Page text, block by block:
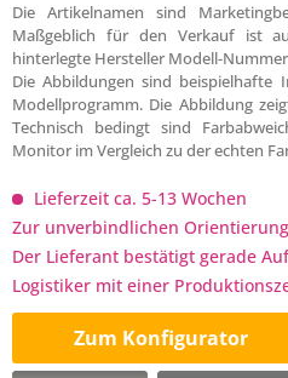
Die Artikelnamen sind
Maßgeblich für den Verkauf ist
hinterlegte Hersteller Modell-
Die Abbildungen sind beispielhafte
Modellprogramm. Die Abbildung
Technisch bedingt sind
Monitor im Vergleich zu der echten
Lieferzeit ca. 5-13 Wochen
Zur unverbindlichen
Der Lieferant bestätigt gerade
Logistiker mit einer
Zum Konfigurator